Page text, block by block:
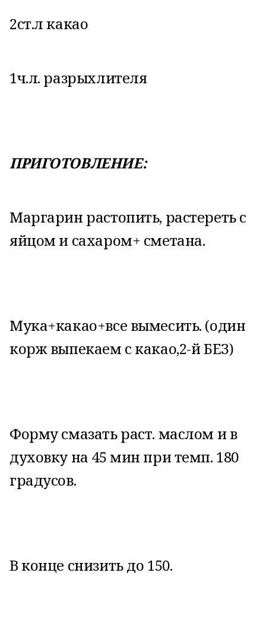
2ст.л какао
1ч.л. разрыхлителя
ПРИГОТОВЛЕНИЕ:
Маргарин растопить, растереть с
яйцом и сахаром+ сметана.
Мука+какао+все вымесить. (один
корж выпекаем с какао,2-й БЕЗ)
Форму смазать раст. маслом и в
духовку на 45 мин при темп. 180
градусов.
В конце снизить до 150.